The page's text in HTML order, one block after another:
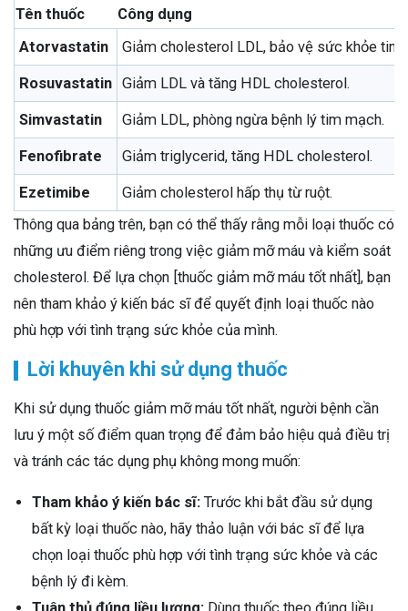
Tên thuốc
Công dụng
Atorvastatin
Giảm cholesterol LDL, bảo vệ sức khỏe tim
Rosuvastatin Giảm LDL và tăng HDL cholesterol.
Simvastatin Giảm LDL, phòng ngừa bệnh lý tim mạch.
Fenofibrate Giảm triglycerid, tăng HDL cholesterol.
Ezetimibe
Giảm cholesterol hấp thụ từ ruột.
Thông qua bảng trên, bạn có thể thấy rằng mỗi loại thuốc có
những ưu điểm riêng trong việc giảm mỡ máu và kiểm soát
cholesterol. Để lựa chọn [thuốc giảm mỡ máu tốt nhất], bạn
nên tham khảo ý kiến bác sĩ để quyết định loại thuốc nào
phù hợp với tình trạng sức khỏe của mình.
Lời khuyên khi sử dụng thuốc
Khi sử dụng thuốc giảm mỡ máu tốt nhất, người bệnh cần
lưu ý một số điểm quan trọng để đảm bảo hiệu quả điều trị
và tránh các tác dụng phụ không mong muốn:
Tham khảo ý kiến bác sĩ: Trước khi bắt đầu sử dụng
bất kỳ loại thuốc nào, hãy thảo luận với bác sĩ để lựa
chọn loại thuốc phù hợp với tình trạng sức khỏe và các
bệnh lý đi kèm.